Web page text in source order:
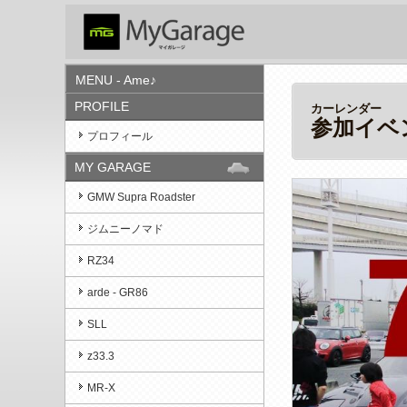
MENU - Ame♪
PROFILE
プロフィール
MY GARAGE
GMW Supra Roadster
ジムニーノマド
RZ34
arde - GR86
SLL
z33.3
MR-X
カーレンダー
参加イベ